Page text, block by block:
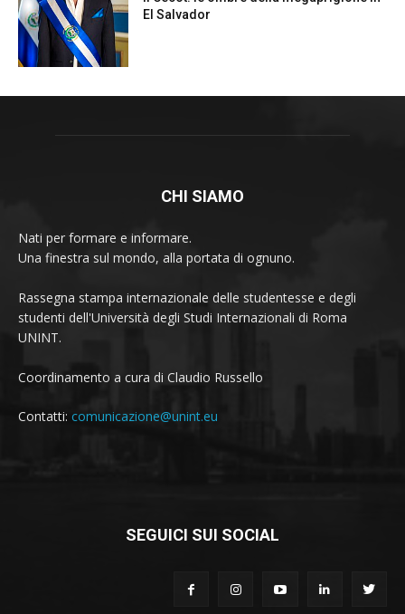
CHI SIAMO
Nati per formare e informare.
Una finestra sul mondo, alla portata di ognuno.
Rassegna stampa internazionale delle studentesse e degli
studenti dell'Università degli Studi Internazionali di Roma
UNINT.
Coordinamento a cura di Claudio Russello
Contatti: comunicazione@unint.eu
SEGUICI SUI SOCIAL